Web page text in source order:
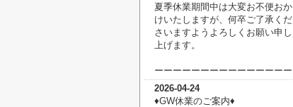
夏季休業期間中は大変お不便おか
けいたしますが、何卒ご了承くだ
さいますようよろしくお願い申し
上げます。
ーーーーーーーーーーーーーーー
2026-04-24
♦︎GW休業のご案内♦︎